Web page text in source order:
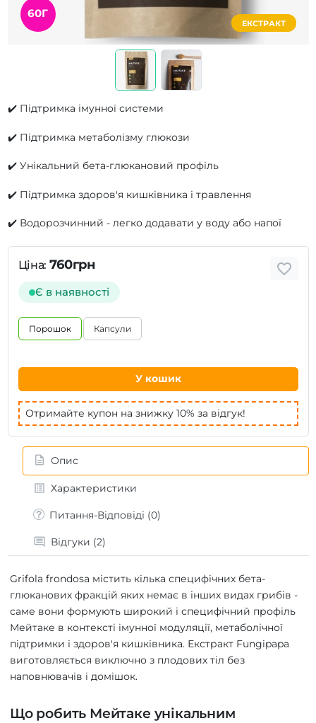
60Г
ЕКСТРАКТ
✔️ Підтримка імунної системи
✔️ Підтримка метаболізму глюкози
✔️ Унікальний бета-глюкановий профіль
✔️ Підтримка здоров'я кишківника і травлення
✔️ Водорозчинний - легко додавати у воду або напої
Ціна: 760грн
Є в наявності
Порошок Капсули
У кошик
Отримайте купон на знижку 10% за відгук!
Опис
Характеристики
Питання-Відповіді (0)
Відгуки (2)
Grifola frondosa містить кілька специфічних бета-
глюканових фракцій яких немає в інших видах грибів -
саме вони формують широкий і специфічний профіль
Мейтаке в контексті імунної модуляції, метаболічної
підтримки і здоров'я кишківника. Екстракт Fungipapa
виготовляється виключно з плодових тіл без
наповнювачів і домішок.
Що робить Мейтаке унікальним